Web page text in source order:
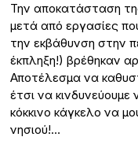
Την αποκατάσταση
μετά από εργασίες
την εκβάθυνση στην
έκπληξη!) βρέθηκαν
Αποτέλεσμα να
έτσι να κινδυνεύουμε
κόκκινο κάγκελο να
νησιού!…